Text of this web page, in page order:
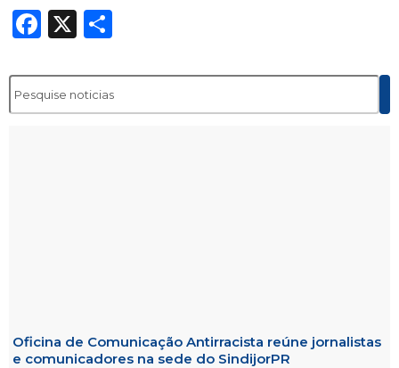
Facebook
X
Oficina de Comunicação Antirracista reúne jornalistas
e comunicadores na sede do SindijorPR